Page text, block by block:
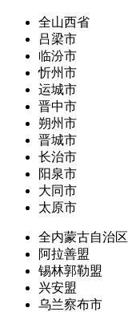
全山西省
吕梁市
临汾市
忻州市
运城市
晋中市
朔州市
晋城市
长治市
阳泉市
大同市
太原市
全内蒙古自治区
阿拉善盟
锡林郭勒盟
兴安盟
乌兰察布市